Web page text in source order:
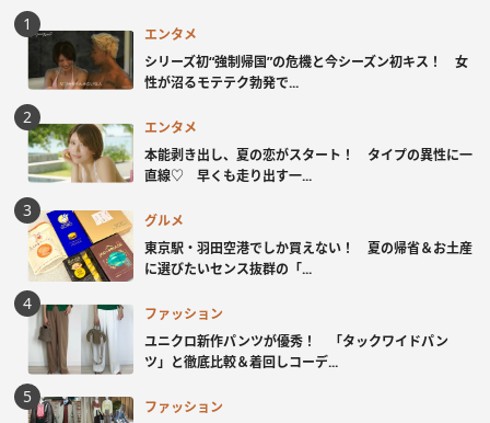
エンタメ
シリーズ初“強制帰国”の危機と今シーズン初キス！ 女
性が沼るモテテク勃発で...
エンタメ
本能剥き出し、夏の恋がスタート！ タイプの異性に一
直線♡ 早くも走り出す一...
グルメ
東京駅・羽田空港でしか買えない！ 夏の帰省＆お土産
に選びたいセンス抜群の「...
ファッション
ユニクロ新作パンツが優秀！ 「タックワイドパン
ツ」と徹底比較＆着回しコーデ...
ファッション